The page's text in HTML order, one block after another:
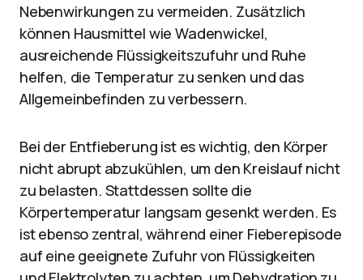
Nebenwirkungen zu vermeiden. Zusätzlich
können Hausmittel wie Wadenwickel,
ausreichende Flüssigkeitszufuhr und Ruhe
helfen, die Temperatur zu senken und das
Allgemeinbefinden zu verbessern.
Bei der Entfieberung ist es wichtig, den Körper
nicht abrupt abzukühlen, um den Kreislauf nicht
zu belasten. Stattdessen sollte die
Körpertemperatur langsam gesenkt werden. Es
ist ebenso zentral, während einer Fieberepisode
auf eine geeignete Zufuhr von Flüssigkeiten